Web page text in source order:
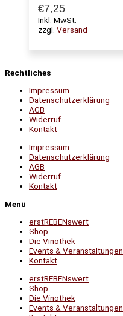
€7,25
Inkl. MwSt.
zzgl. Versand
Rechtliches
Impressum
Datenschutzerklärung
AGB
Widerruf
Kontakt
Impressum
Datenschutzerklärung
AGB
Widerruf
Kontakt
Menü
erstREBENswert
Shop
Die Vinothek
Events & Veranstaltungen
Kontakt
erstREBENswert
Shop
Die Vinothek
Events & Veranstaltungen